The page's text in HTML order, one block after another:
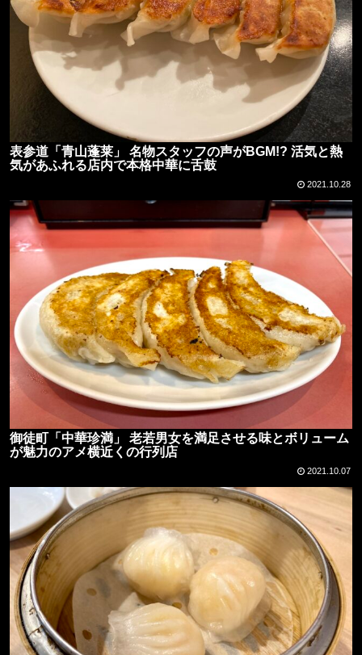
表参道「青山蓬莱」 名物スタッフの声がBGM!? 活気と熱
気があふれる店内で本格中華に舌鼓
2021.10.28
御徒町「中華珍満」 老若男女を満足させる味とボリューム
が魅力のアメ横近くの行列店
2021.10.07